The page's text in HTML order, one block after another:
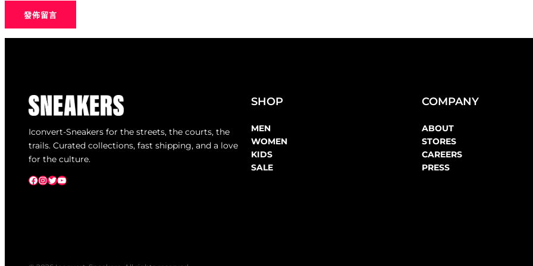
Iconvert-Sneakers for the streets, the courts, the
trails. Curated collections, fast shipping, and a love
for the culture.
Facebook InstagramX YouTube
SHOP
MEN
WOMEN
KIDS
SALE
COMPANY
ABOUT
STORES
CAREERS
PRESS